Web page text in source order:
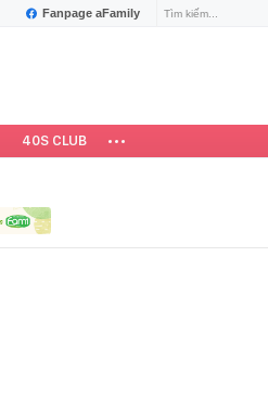
Fanpage aFamily
40S CLUB